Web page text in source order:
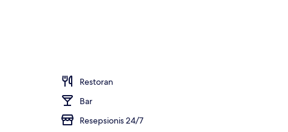
Restoran
Bar
Resepsionis 24/7